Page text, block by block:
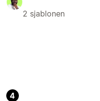
2 sjablonen
4